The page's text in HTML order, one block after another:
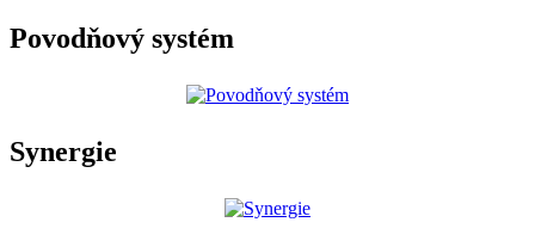
Povodňový systém
Synergie